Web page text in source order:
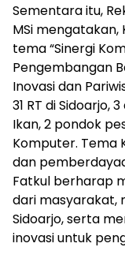
Sementara itu,
MSi mengatakan,
tema “Sinergi
Pengembangan
Inovasi dan
31 RT di Sidoarjo,
Ikan, 2 pondok
Komputer. Tema
dan
Fatkul berharap
dari masyarakat,
Sidoarjo, serta
inovasi untuk